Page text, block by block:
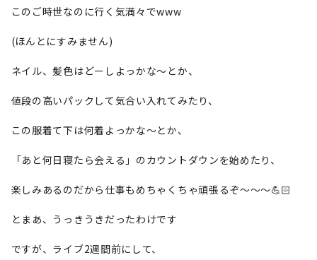
このご時世なのに行く気満々でwww
(ほんとにすみません)
ネイル、髪色はどーしよっかな〜とか、
値段の高いパックして気合い入れてみたり、
この服着て下は何着よっかな〜とか、
「あと何日寝たら会える」のカウントダウンを始めたり、
楽しみあるのだから仕事もめちゃくちゃ頑張るぞ〜〜〜💪🏻
とまあ、うっきうきだったわけです
ですが、ライブ2週間前にして、